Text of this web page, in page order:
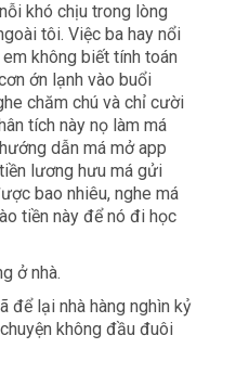
khó chịu trong lòng
tôi. Việc ba hay nổi
không biết tính toán
ớn lạnh vào buổi
chăm chú và chỉ cười
tích này nọ làm má
dẫn má mở app
lương hưu má gửi
bao nhiêu, nghe má
tiền này để nó đi học
ở nhà.
để lại nhà hàng nghìn kỷ
không đầu đuôi